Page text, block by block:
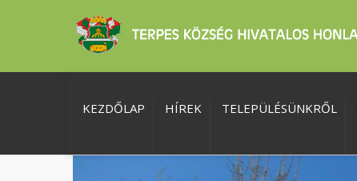
KEZDŐLAP HÍREK TELEPÜLÉSÜNKRŐL